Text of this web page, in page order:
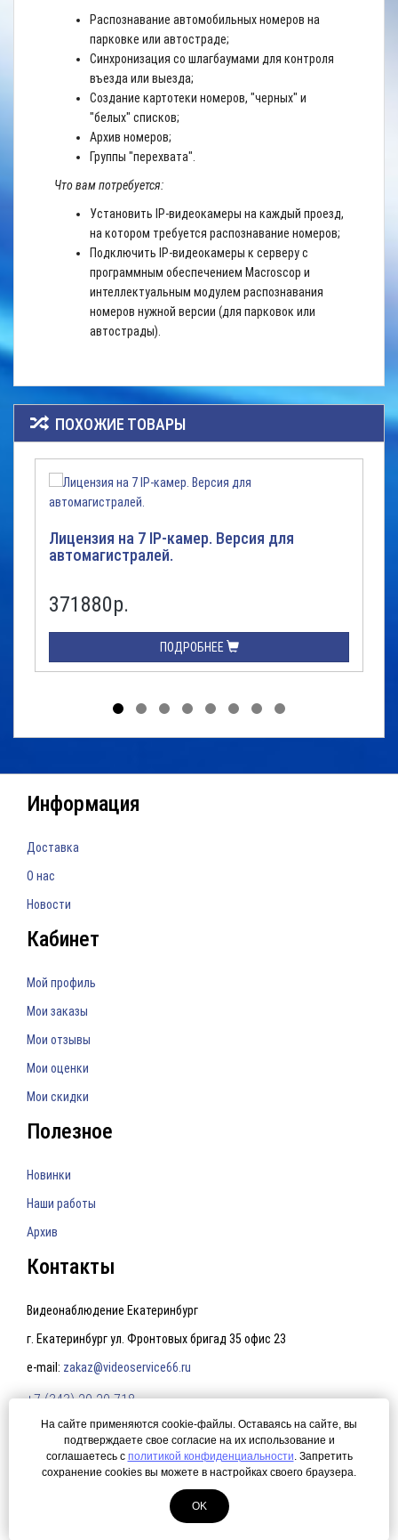
Распознавание автомобильных номеров на
парковке или автостраде;
Синхронизация со шлагбаумами для контроля
въезда или выезда;
Создание картотеки номеров, "черных" и
"белых" списков;
Архив номеров;
Группы "перехвата".
Что вам потребуется:
Установить IP-видеокамеры на каждый проезд,
на котором требуется распознавание номеров;
Подключить IP-видеокамеры к серверу с
программным обеспечением Macroscop и
интеллектуальным модулем распознавания
номеров нужной версии (для парковок или
автострады).
ПОХОЖИЕ ТОВАРЫ
Лицензия на 7 IP-камер. Версия для
автомагистралей.
371880р.
ПОДРОБНЕЕ
Информация
Доставка
О нас
Новости
Кабинет
Мой профиль
Мои заказы
Мои отзывы
Мои оценки
Мои скидки
Полезное
Новинки
Наши работы
Архив
Контакты
Видеонаблюдение Екатеринбург
г. Екатеринбург ул. Фронтовых бригад 35 офис 23
e-mail: zakaz@videoservice66.ru
+7 (343) 20-20-718
На сайте применяются cookie-файлы. Оставаясь на сайте, вы
подтверждаете свое согласие на их использование и
соглашаетесь с политикой конфиденциальности. Запретить
сохранение cookies вы можете в настройках своего браузера.
OK
Политика конфиденциальности
Системы ip видеонаблюдения.